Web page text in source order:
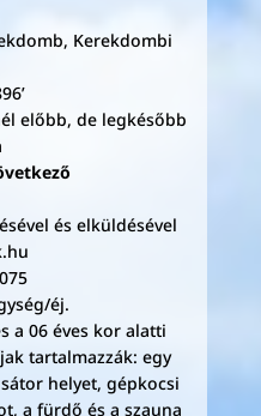
Kerekdombi
előbb, de legkésőbb
és elküldésével
éj.
a 06 éves kor alatti
tartalmazzák: egy
helyet, gépkocsi
a fürdő és a szauna